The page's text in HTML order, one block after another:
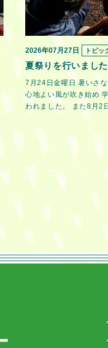
2026年07月27日 トピッ
夏祭りを行いました
7月24日金曜日 暑いさ
心地よい風が吹き始め
われました。 また8月2